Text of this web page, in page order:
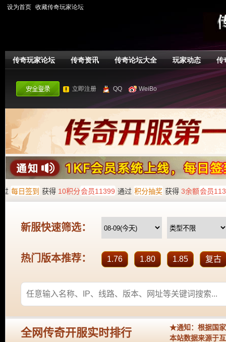
设为首页 收藏传奇玩家论坛
传奇玩家论坛 传奇资讯 传奇论坛大全 玩家动态 传
立即注册 QQ WeiBo